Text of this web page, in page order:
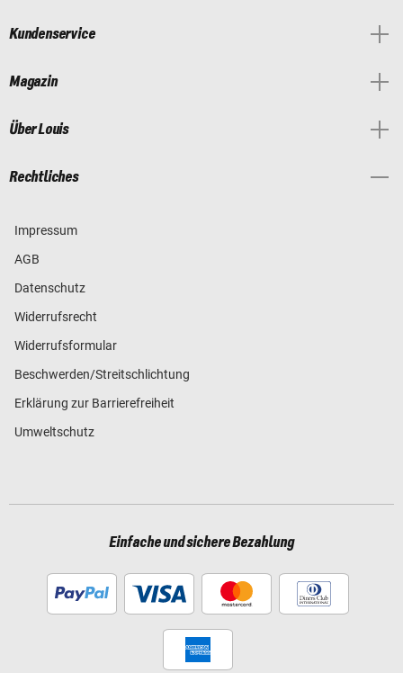
Kundenservice
Magazin
Über Louis
Rechtliches
Impressum
AGB
Datenschutz
Widerrufsrecht
Widerrufsformular
Beschwerden/Streitschlichtung
Erklärung zur Barrierefreiheit
Umweltschutz
Einfache und sichere Bezahlung